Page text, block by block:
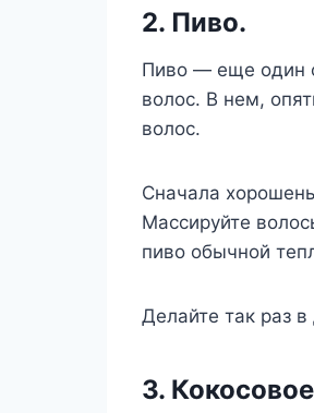
2. Пиво.
Пиво — еще один
волос. В нем,
волос.
Сначала
Массируйте
пиво обычной
Делайте так раз
3.